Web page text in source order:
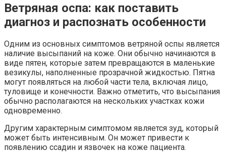
Ветряная оспа: как поставить
диагноз и распознать особенности
Одним из основных симптомов ветряной оспы является
наличие высыпаний на коже. Они обычно начинаются в
виде пятен, которые затем превращаются в маленькие
везикулы, наполненные прозрачной жидкостью. Пятна
могут появляться на любой части тела, включая лицо,
туловище и конечности. Важно отметить, что высыпания
обычно располагаются на нескольких участках кожи
одновременно.
Другим характерным симптомом является зуд, который
может быть интенсивным. Он может привести к
появлению ссадин и язвочек на коже пациента.